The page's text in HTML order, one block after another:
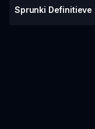
Sprunki Definitieve